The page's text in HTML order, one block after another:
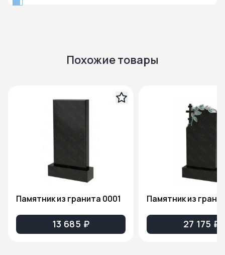
Похожие товары
Памятник из гранита 0001
13 685 ₽ 27 175 ₽